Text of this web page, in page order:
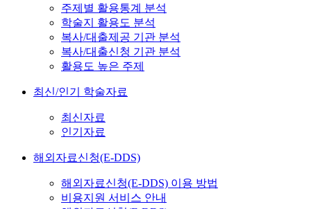
주제별 활용통계 분석
학술지 활용도 분석
복사/대출제공 기관 분석
복사/대출신청 기관 분석
활용도 높은 주제
최신/인기 학술자료
최신자료
인기자료
해외자료신청(E-DDS)
해외자료신청(E-DDS) 이용 방법
비용지원 서비스 안내